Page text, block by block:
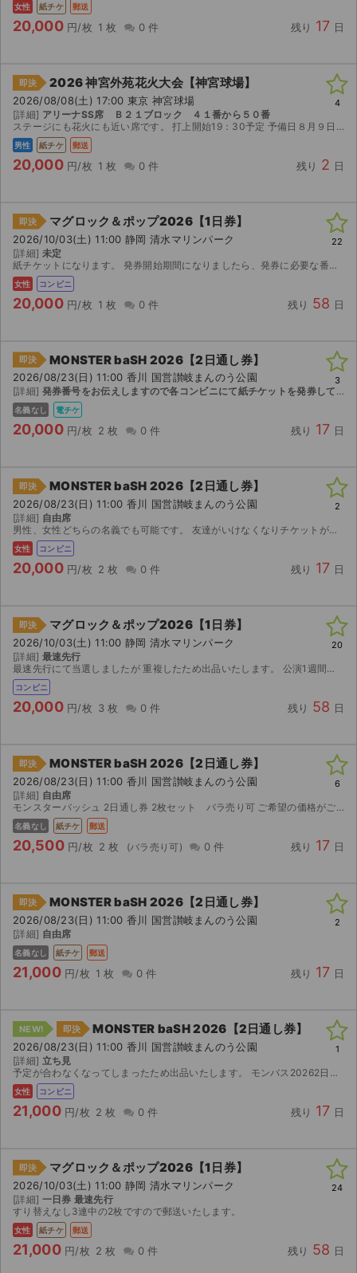
女性 紙チケ 郵送
20,000 円/枚 1 枚 0 件 残り 17 日
即決 2026 神宮外苑花火大会【神宮球場】
2026/08/08(土) 17:00 東京 神宮球場
[詳細] アリーナSS席 Ｂ２１ブロック ４１番から５０番
ステージにも花火にも近い席です。 打上開始19：30予定 予備日８月９日日曜日 開場16:00 両日開催されなかった場合は手数料を引いた額を返金します。
男性 紙チケ 郵送
20,000 円/枚 1 枚 0 件 残り 2 日
4
即決 マグロック＆ポップ2026【1日券】
2026/10/03(土) 11:00 静岡 清水マリンパーク
[詳細] 未定
紙チケットになります。 発券開始期間になりましたら、発券に必要な番号をお伝え致しますのでご自身でセブンイレブンにて発券をお願いいたします。
女性 コンビニ
20,000 円/枚 1 枚 0 件 残り 58 日
22
即決 MONSTER baSH 2026【2日通し券】
2026/08/23(日) 11:00 香川 国営讃岐まんのう公園
[詳細] 発券番号をお伝えしますので各コンビニにて紙チケットを発券してください。お座席は紙チケットを発券してみないと分かりませんのでご検討宜しくお願い致します。
名義なし 電チケ
20,000 円/枚 2 枚 0 件 残り 17 日
3
即決 MONSTER baSH 2026【2日通し券】
2026/08/23(日) 11:00 香川 国営讃岐まんのう公園
[詳細] 自由席
男性、女性どちらの名義でも可能です。 友達がいけなくなりチケットが余ってしまったため出品します。
女性 コンビニ
20,000 円/枚 2 枚 0 件 残り 17 日
2
即決 マグロック＆ポップ2026【1日券】
2026/10/03(土) 11:00 静岡 清水マリンパーク
[詳細] 最速先行
最速先行にて当選しましたが 重複したため出品いたします。 公演1週間前にセブンイレブンにて発券可能となります。発券番号をお伝えするか郵送での対応となります。 公演中止以外のいかなる...
コンビニ
20,000 円/枚 3 枚 0 件 残り 58 日
20
即決 MONSTER baSH 2026【2日通し券】
2026/08/23(日) 11:00 香川 国営讃岐まんのう公園
[詳細] 自由席
モンスターバッシュ 2日通し券 2枚セット バラ売り可 ご希望の価格がございましたら、お気軽に『値下げ依頼』機能よりご提示ください。※大幅なお値下げはご遠慮ください 彼女と一緒に参...
名義なし 紙チケ 郵送
20,500 円/枚 2 枚 0 件 残り 17 日
6
即決 MONSTER baSH 2026【2日通し券】
2026/08/23(日) 11:00 香川 国営讃岐まんのう公園
[詳細] 自由席
名義なし 紙チケ 郵送
21,000 円/枚 1 枚 0 件 残り 17 日
2
NEW! 即決 MONSTER baSH 2026【2日通し券】
2026/08/23(日) 11:00 香川 国営讃岐まんのう公園
[詳細] 立ち見
予定が合わなくなってしまったため出品いたします。 モンバス20262日通し券2枚です。 【お渡し方法】 電子チケット、チケットぴあにて分配いたします。 分配可能になり次第、取引連絡に...
女性 コンビニ
21,000 円/枚 2 枚 0 件 残り 17 日
1
即決 マグロック＆ポップ2026【1日券】
2026/10/03(土) 11:00 静岡 清水マリンパーク
[詳細] 一日券 最速先行
すり替えなし3連中の2枚ですので郵送いたします。
女性 紙チケ 郵送
21,000 円/枚 2 枚 0 件 残り 58 日
24